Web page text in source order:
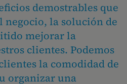
demostrables que
negocio, la solución de
mejorar la
clientes. Podemos
la comodidad de
organizar una